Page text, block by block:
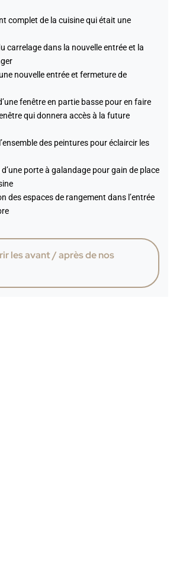
complet de la cuisine qui était une
carrelage dans la nouvelle entrée et la
nouvelle entrée et fermeture de
fenêtre en partie basse pour en faire
qui donnera accès à la future
des peintures pour éclaircir les
porte à galandage pour gain de place
des espaces de rangement dans l’entrée
les avant / après de nos